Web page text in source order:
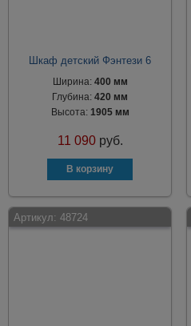
Шкаф детский Фэнтези 6
Ширина: 400 мм
Глубина:420 мм
Высота: 1905 мм
11 090 руб.
Артикул: 48724